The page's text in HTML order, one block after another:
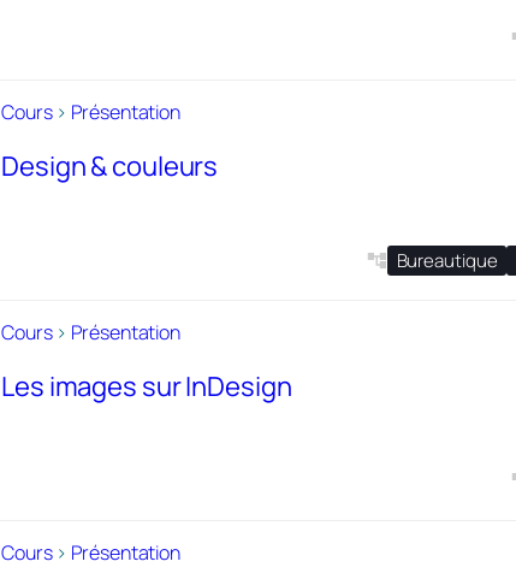
Cours > Présentation
Design & couleurs
Bureautique
Cours > Présentation
Les images sur InDesign
Cours > Présentation